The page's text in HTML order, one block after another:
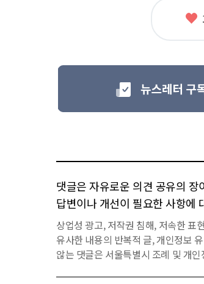
댓글은 자유로운 의견 공유의
답변이나 개선이 필요한 사항에
상업성 광고, 저작권 침해, 저속한 표
유사한 내용의 반복적 글, 개인정보
않는 댓글은 서울특별시 조례 및 개